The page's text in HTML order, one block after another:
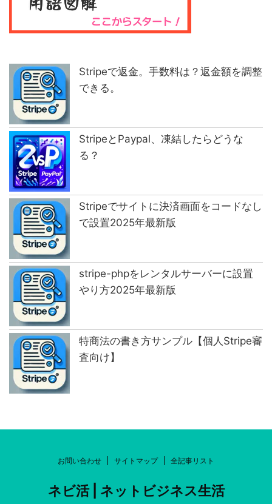
Stripeで返金。手数料は？返金額を調整
できる。
StripeとPaypal、凍結したらどうな
る？
Stripeでサイトに決済画面をコードなし
で設置2025年最新版
stripe-phpをレンタルサーバーに設置
やり方2025年最新版
特商法の書き方サンプル【個人Stripe審
査向け】
お問い合わせ サイトマップ 全記事リスト
ネビ活 | ネットビジネス生活